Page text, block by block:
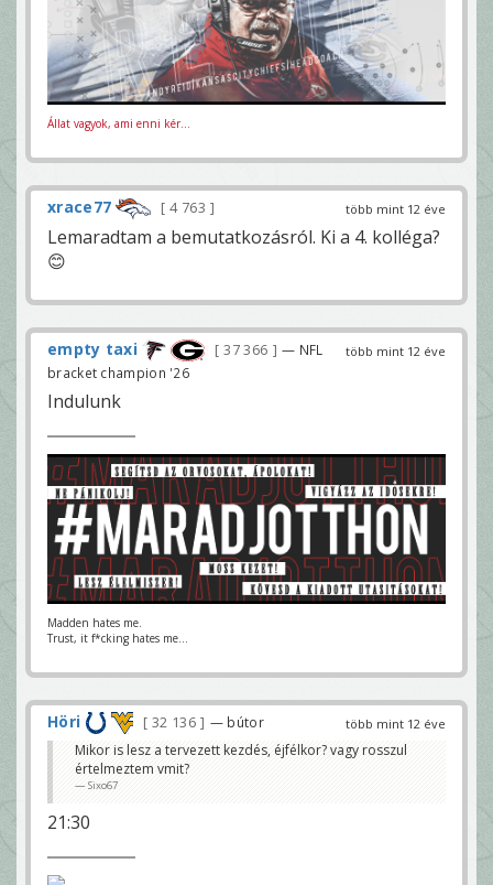
Állat vagyok, ami enni kér...
több mint 12 éve
xrace77 4 763
Lemaradtam a bemutatkozásról. Ki a 4. kolléga?
😊
több mint 12 éve
empty taxi 37 366
— NFL
bracket champion '26
Indulunk
Madden hates me.
Trust, it f*cking hates me...
több mint 12 éve
Höri 32 136 — bútor
Mikor is lesz a tervezett kezdés, éjfélkor? vagy rosszul
értelmeztem vmit?
Sixo67
21:30